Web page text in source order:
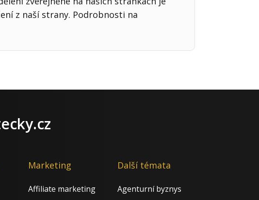
z naší strany. Podrobnosti na
Marketing
Affiliate marketing
Další témata
Agenturní byznys